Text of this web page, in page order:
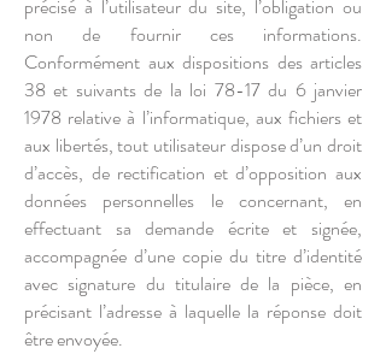
précisé à l’utilisateur du site, l’obligation ou
non de fournir ces informations.
Conformément aux dispositions des articles
38 et suivants de la loi 78-17 du 6 janvier
1978 relative à l’informatique, aux fichiers et
aux libertés, tout utilisateur dispose d’un droit
d’accès, de rectification et d’opposition aux
données personnelles le concernant, en
effectuant sa demande écrite et signée,
accompagnée d’une copie du titre d’identité
avec signature du titulaire de la pièce, en
précisant l’adresse à laquelle la réponse doit
être envoyée.